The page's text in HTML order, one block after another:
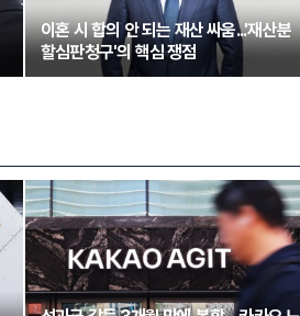
이혼 시 합의 안 되는 재산 싸움...'재산분
할심판청구'의 핵심 쟁점